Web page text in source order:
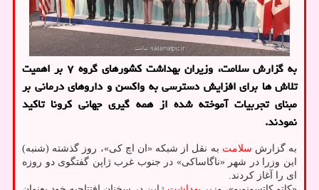
به گزارش سلامت، وزیران بهداشت کشورهای گروه ۷ بر اهمیت
تلاش ها برای افزایش دسترسی به واکسن و داروهای درمانی بر
مبنای تجربیات آموخته شده از همه گیری جهانی کرونا تاکید
نمودند.
به گزارش سلامت به نقل از شبکه «ان اچ کی»، روز گذشته (شنبه)
این وزرا در شهر «ناگاساکی» در جنوب غرب ژاپن گفتگوی دو روزه
ای را آغاز کردند.